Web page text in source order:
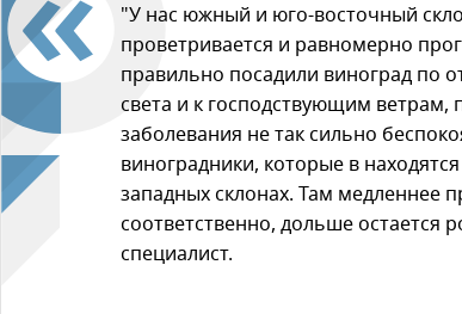
"У нас южный и юго-восточный
проветривается и равномерно
правильно посадили виноград по
света и к господствующим ветрам,
заболевания не так сильно
виноградники, которые в
западных склонах. Там медленнее
соответственно, дольше остается
специалист.